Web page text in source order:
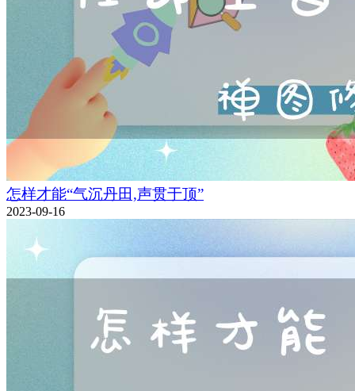
怎样才能“气沉丹田,声贯于顶”
2023-09-16